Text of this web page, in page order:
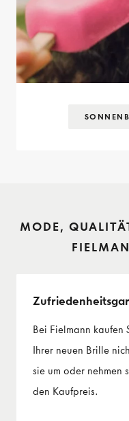
MODE,
Bei Fielmann kaufen
Ihrer neuen Brille
sie um oder nehmen
den Kaufpreis.